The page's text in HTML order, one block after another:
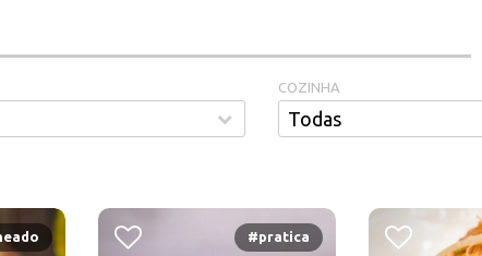
COZINHA
#pratica